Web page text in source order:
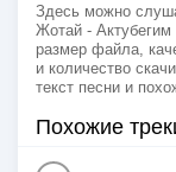
Здесь можно
Жотай - Актубегим
размер файла,
и количество
текст песни и
Похожие